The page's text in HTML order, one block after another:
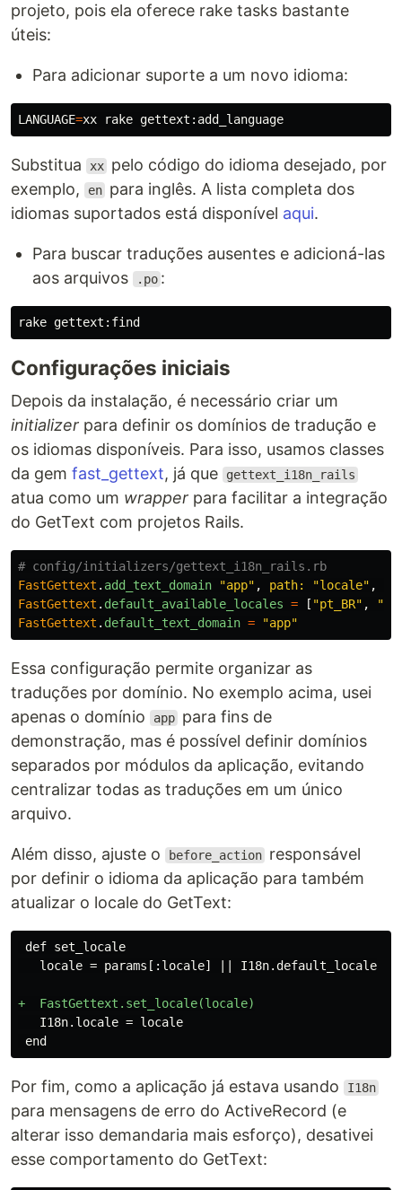
projeto, pois ela oferece rake tasks bastante
úteis:
Para adicionar suporte a um novo idioma:
LANGUAGE=
Substitua xx pelo código do idioma desejado, por
exemplo,
en para inglês. A lista completa dos
idiomas suportados está disponível aqui.
Para buscar traduções ausentes e adicioná-las
aos arquivos
.po :
Configurações iniciais
Depois da instalação, é necessário criar um
initializer para definir os domínios de tradução e
os idiomas disponíveis. Para isso, usamos classes
da gem fast_gettext, já que gettext_i18n_rails
atua como um wrapper para facilitar a integração
do GetText com projetos Rails.
# config/initializers/gettext_i18n_rails.rb
FastGettext . add_text_domain "app" , path: "locale" ,
FastGettext . default_available_locales = [ "pt_BR" ,
FastGettext . default_text_domain = "app"
Essa configuração permite organizar as
traduções por domínio. No exemplo acima, usei
apenas o domínio
app para fins de
demonstração, mas é possível definir domínios
separados por módulos da aplicação, evitando
centralizar todas as traduções em um único
arquivo.
Além disso, ajuste o before_action responsável
por definir o idioma da aplicação para também
atualizar o locale do GetText:
def set_locale
   I18n.locale = locale
Por fim, como a aplicação já estava usando I18n
para mensagens de erro do ActiveRecord (e
alterar isso demandaria mais esforço), desativei
esse comportamento do GetText: